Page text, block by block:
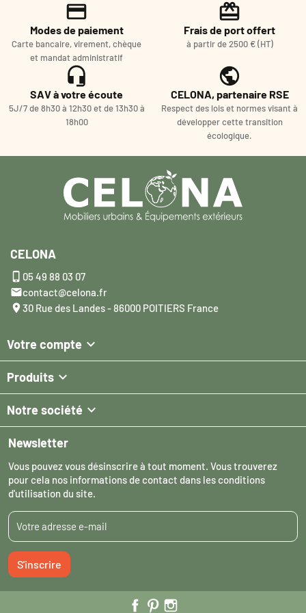
Modes de paiement
Carte bancaire, virement, chèque
et mandat administratif
Frais de port offert
à partir de 2500 € (HT)
SAV à votre écoute
5J/7 de 8h30 à 12h30 et de 13h30 à
18h00
CELONA, partenaire RSE
Respect des lois et normes visant à
développer cette transition
écologique.
CELONA
 05 49 88 03 07
contact@celona.fr
30 Rue des Landes - 86000 POITIERS France
Votre compte 
Produits 
Notre société 
Newsletter
Vous pouvez vous désinscrire à tout moment. Vous trouverez
pour cela nos informations de contact dans les conditions
d'utilisation du site.
S'inscrire